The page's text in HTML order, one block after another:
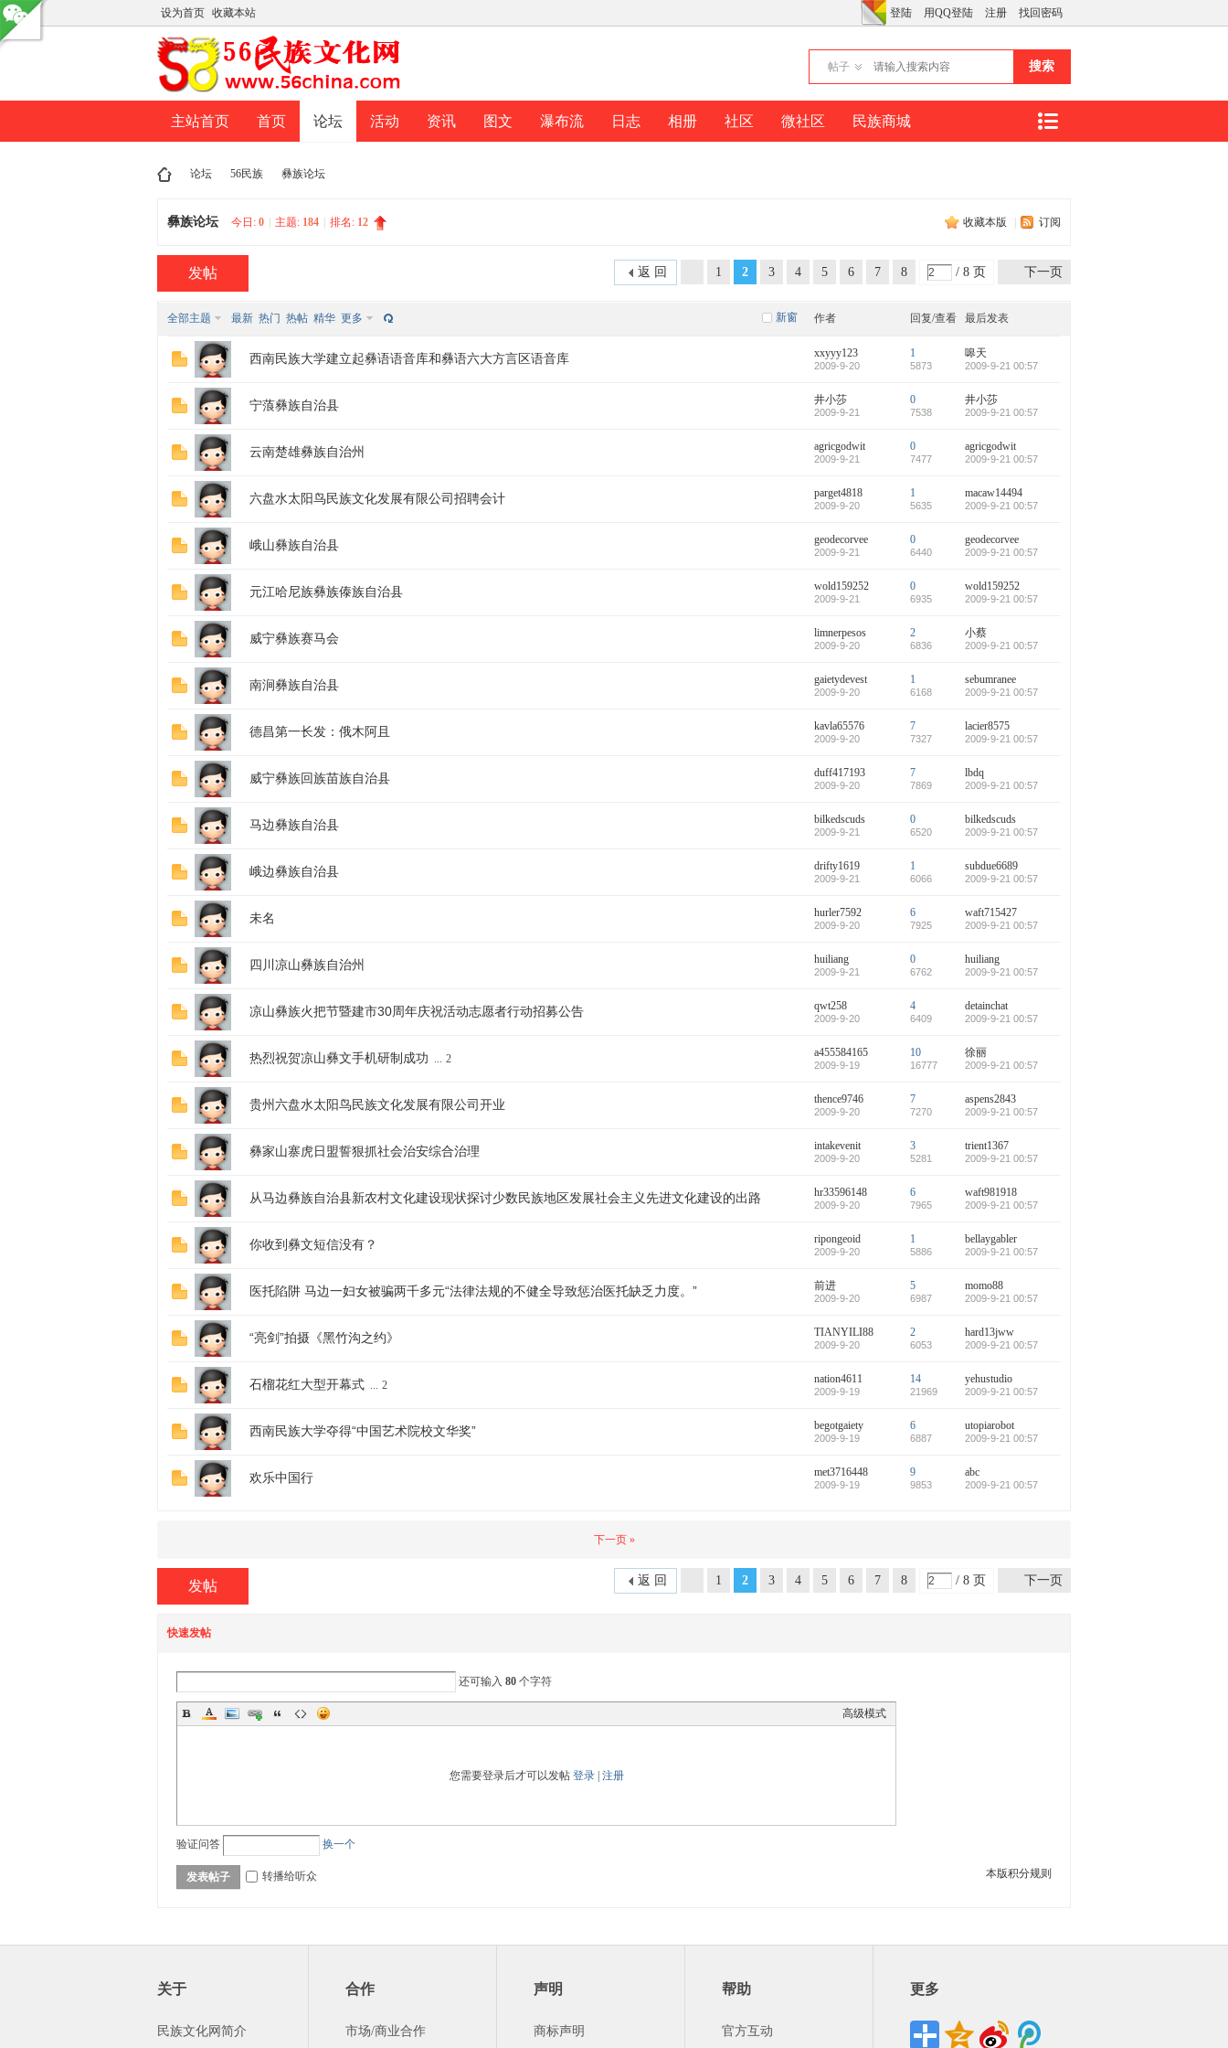
设为首页 收藏本站 登陆 用QQ登陆 注册 找回密码
帖子 搜索
主站首页 首页 论坛 活动 资讯 图文 瀑布流 日志 相册 社区 微社区 民族商城
民 »
论坛
›
56民族 彝族论坛
收藏本版 订阅
彝族论坛 今日: 0 主题: 184 排名: 12
1 2 3 4 5 6 7 8 / 8 页 下一页
返 回
发帖
新窗
全部主题 最新 热门 热帖 精华 更多 作者 回复/查看 最后发表
西南民族大学建立起彝语语音库和彝语六大方言区语音库 xxyyy123
2009-9-20
1
5873
嗥天
2009-9-21 00:57
宁蒗彝族自治县 井小莎
2009-9-21
0
7538
井小莎
2009-9-21 00:57
云南楚雄彝族自治州 agricgodwit
2009-9-21
0
7477
agricgodwit
2009-9-21 00:57
六盘水太阳鸟民族文化发展有限公司招聘会计 parget4818
2009-9-20
1
5635
macaw14494
2009-9-21 00:57
峨山彝族自治县 geodecorvee
2009-9-21
0
6440
geodecorvee
2009-9-21 00:57
元江哈尼族彝族傣族自治县 wold159252
2009-9-21
0
6935
wold159252
2009-9-21 00:57
威宁彝族赛马会 limnerpesos
2009-9-20
2
6836
小蔡
2009-9-21 00:57
南涧彝族自治县 gaietydevest
2009-9-20
1
6168
sebumranee
2009-9-21 00:57
德昌第一长发：俄木阿且 kavla65576
2009-9-20
7
7327
lacier8575
2009-9-21 00:57
威宁彝族回族苗族自治县 duff417193
2009-9-20
7
7869
lbdq
2009-9-21 00:57
马边彝族自治县 bilkedscuds
2009-9-21
0
6520
bilkedscuds
2009-9-21 00:57
峨边彝族自治县 drifty1619
2009-9-21
1
6066
subdue6689
2009-9-21 00:57
未名 hurler7592
2009-9-20
6
7925
waft715427
2009-9-21 00:57
四川凉山彝族自治州 huiliang
2009-9-21
0
6762
huiliang
2009-9-21 00:57
凉山彝族火把节暨建市30周年庆祝活动志愿者行动招募公告 qwt258
2009-9-20
4
6409
detainchat
2009-9-21 00:57
热烈祝贺凉山彝文手机研制成功 ... 2 a455584165
2009-9-19
10
16777
徐丽
2009-9-21 00:57
贵州六盘水太阳鸟民族文化发展有限公司开业 thence9746
2009-9-20
7
7270
aspens2843
2009-9-21 00:57
彝家山寨虎日盟誓狠抓社会治安综合治理 intakevenit
2009-9-20
3
5281
trient1367
2009-9-21 00:57
从马边彝族自治县新农村文化建设现状探讨少数民族地区发展社会主义先进文化建设的出路 hr33596148
2009-9-20
6
7965
waft981918
2009-9-21 00:57
你收到彝文短信没有？ ripongeoid
2009-9-20
1
5886
bellaygabler
2009-9-21 00:57
医托陷阱 马边一妇女被骗两千多元“法律法规的不健全导致惩治医托缺乏力度。” 前进
2009-9-20
5
6987
momo88
2009-9-21 00:57
“亮剑”拍摄《黑竹沟之约》 TIANYILI88
2009-9-20
2
6053
hard13jww
2009-9-21 00:57
石榴花红大型开幕式 ... 2 nation4611
2009-9-19
14
21969
yehustudio
2009-9-21 00:57
西南民族大学夺得“中国艺术院校文华奖” begotgaiety
2009-9-19
6
6887
utopiarobot
2009-9-21 00:57
欢乐中国行 met3716448
2009-9-19
9
9853
abc
2009-9-21 00:57
下一页 »
1 2 3 4 5 6 7 8 / 8 页 下一页
返 回
发帖
快速发帖
还可输入 80 个字符
高级模式
您需要登录后才可以发帖 登录| 注册
验证问答 换一个
本版积分规则
发表帖子 转播给听众
关于
民族文化网简介
合作
市场/商业合作
声明
商标声明
帮助
官方互动
更多